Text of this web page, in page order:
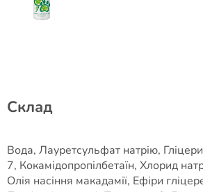
Склад
Вода, Лауретсульфат натрію,
7, Кокамідопропілбетаїн, Хлорид
Олія насіння макадамії, Ефіри